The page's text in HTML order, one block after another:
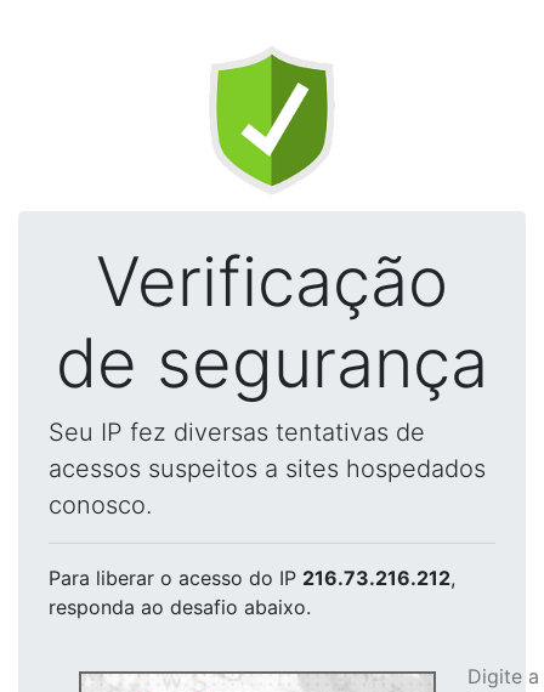
Verificação
de segurança
Seu IP fez diversas tentativas de
acessos suspeitos a sites hospedados
conosco.
Para liberar o acesso do IP 216.73.216.212,
responda ao desafio abaixo.
Digite